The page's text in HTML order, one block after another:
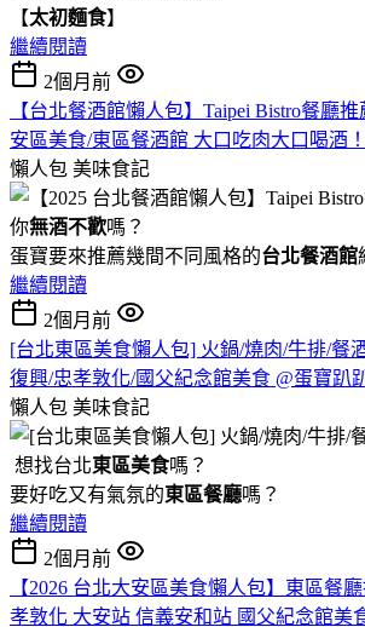
【太初麵食】
繼續閱讀
2個月前
【台北餐酒館懶人包】Taipei Bistro餐廳
安區美食/東區餐酒館 大口吃肉大口喝酒
懶人包 美味食記
你無酒不歡嗎？
蛋寶要來推薦幾間不同風格的台北餐酒館
繼續閱讀
2個月前
[台北東區美食懶人包] 火鍋/燒肉/牛排/餐
復興/忠孝敦化/國父紀念館美食 @蛋寶趴
懶人包 美味食記
想找台北東區美食嗎？
要好吃又有氣氛的東區餐廳嗎？
繼續閱讀
2個月前
【2026 台北大安區美食懶人包】東區餐
孝敦化 大安站 信義安和站 國父紀念館美